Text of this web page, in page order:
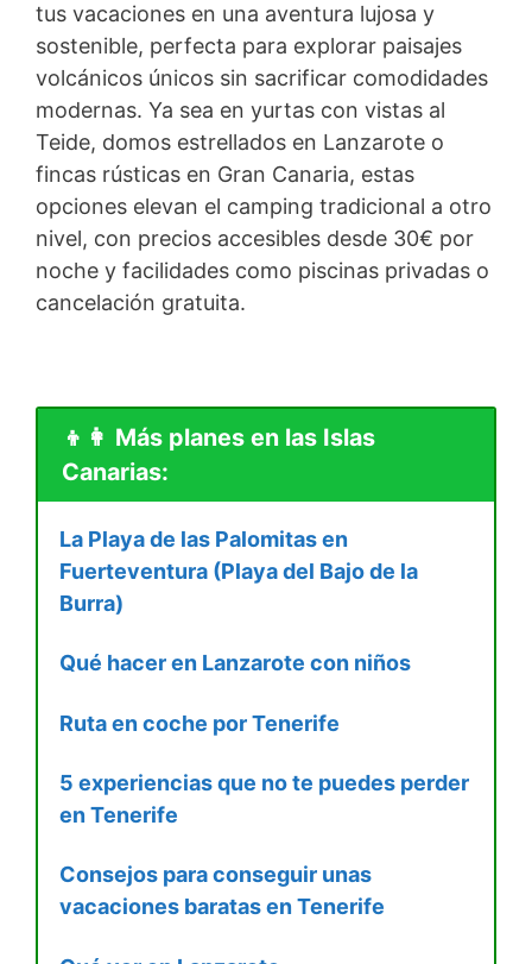
tus vacaciones en una aventura lujosa y
sostenible, perfecta para explorar paisajes
volcánicos únicos sin sacrificar comodidades
modernas. Ya sea en yurtas con vistas al
Teide, domos estrellados en Lanzarote o
fincas rústicas en Gran Canaria, estas
opciones elevan el camping tradicional a otro
nivel, con precios accesibles desde 30€ por
noche y facilidades como piscinas privadas o
cancelación gratuita.
👦👩 Más planes en las Islas
Canarias:
La Playa de las Palomitas en
Fuerteventura (Playa del Bajo de la
Burra)
Qué hacer en Lanzarote con niños
Ruta en coche por Tenerife
5 experiencias que no te puedes perder
en Tenerife
Consejos para conseguir unas
vacaciones baratas en Tenerife